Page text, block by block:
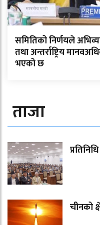
समितिको निर्णयले
तथा अन्तर्राष्ट्रिय
भएको छ
ताजा
चीनको